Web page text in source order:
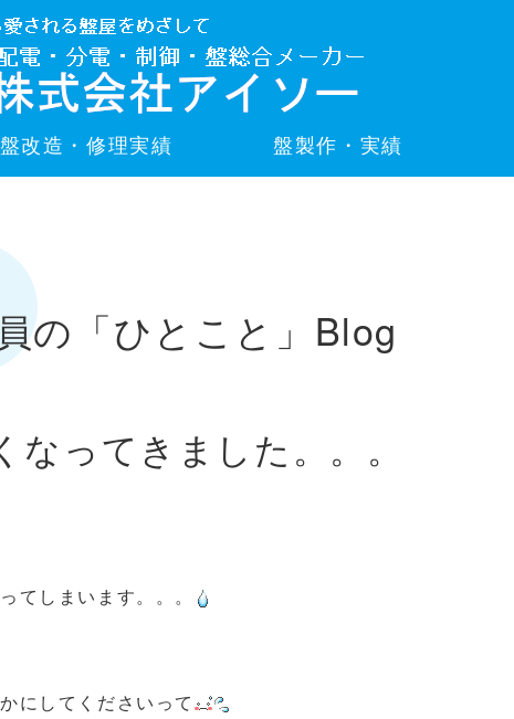
盤改造・修理実績 盤製作・実績
の「ひとこと」Blog
なってきました。。。
てしまいます。。。
にしてくださいって